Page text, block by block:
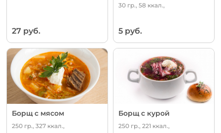
27 руб.
30 гр., 58 ккал.,
5 руб.
Борщ с мясом
250 гр., 327 ккал.,
Борщ с курой
250 гр., 221 ккал.,